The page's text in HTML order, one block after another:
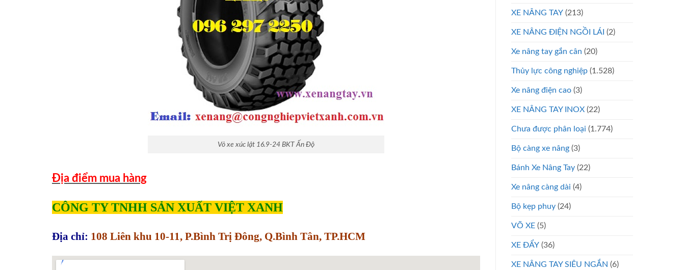
Vỏ xe xúc lật 16.9-24 BKT Ấn Độ
Địa điểm mua hàng
CÔNG TY TNHH SẢN XUẤT VIỆT XANH
Địa chỉ: 108 Liên khu 10-11, P.Bình Trị Đông, Q.Bình Tân, TP.HCM
XE NÂNG TAY (213)
XE NÂNG ĐIỆN NGỒI LÁI (2)
Xe nâng tay gắn cân (20)
Thủy lực công nghiệp (1.528)
Xe nâng điện cao (3)
XE NÂNG TAY INOX (22)
Chưa được phân loại (1.774)
Bộ càng xe nâng (3)
Bánh Xe Nâng Tay (22)
Xe nâng càng dài (4)
Bộ kẹp phuy (24)
VÕ XE (5)
XE ĐẨY (36)
XE NÂNG TAY SIÊU NGẮN (6)